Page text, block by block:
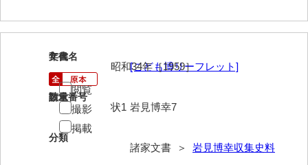
大野毛利家文書
大村益次郎文書
大本氏収集文書
岡家文書（福栄村）
岡家文書（周南市）
7
文書名
[こども博リーフレット]
請求番号
岩見博幸7
分類
諸家文書 ＞ 岩見博幸収集史料
年代
昭和34年［1959］
数量
状1
閲覧
撮影
掲載